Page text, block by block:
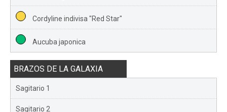
Cordyline indivisa "Red Star"
Aucuba japonica
BRAZOS DE LA GALAXIA
Sagitario 1
Sagitario 2